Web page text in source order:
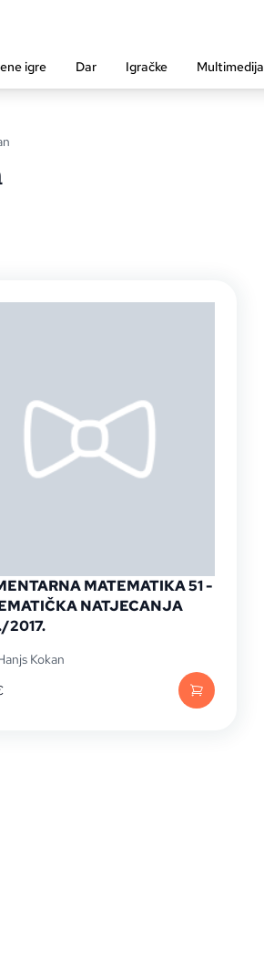
igre Dar Igračke Multimedija
MATEMATIKA 51 -
NATJECANJA
2017.
Kokan